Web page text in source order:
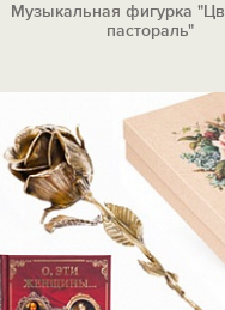
Музыкальная фигурка
пастораль"